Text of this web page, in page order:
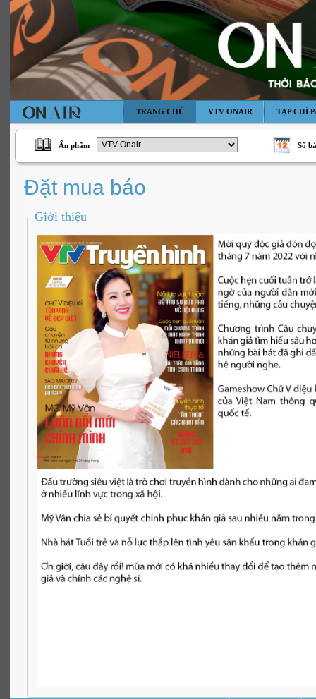
TRANG CHỦ VTV ONAIR TẠP CHÍ
Ấn phẩm Số